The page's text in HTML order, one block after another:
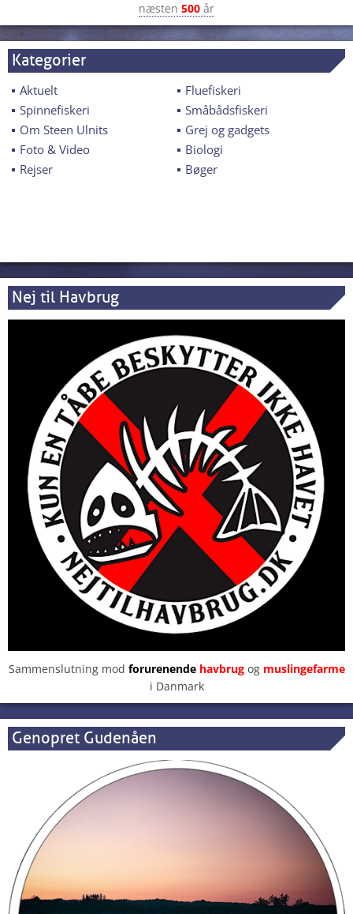
næsten 500 år
Kategorier
Aktuelt
Fluefiskeri
Spinnefiskeri
Småbådsfiskeri
Om Steen Ulnits
Grej og gadgets
Foto & Video
Biologi
Rejser
Bøger
Nej til Havbrug
Sammenslutning mod forurenendehavbrugog muslingefarme
i Danmark
Genopret Gudenåen